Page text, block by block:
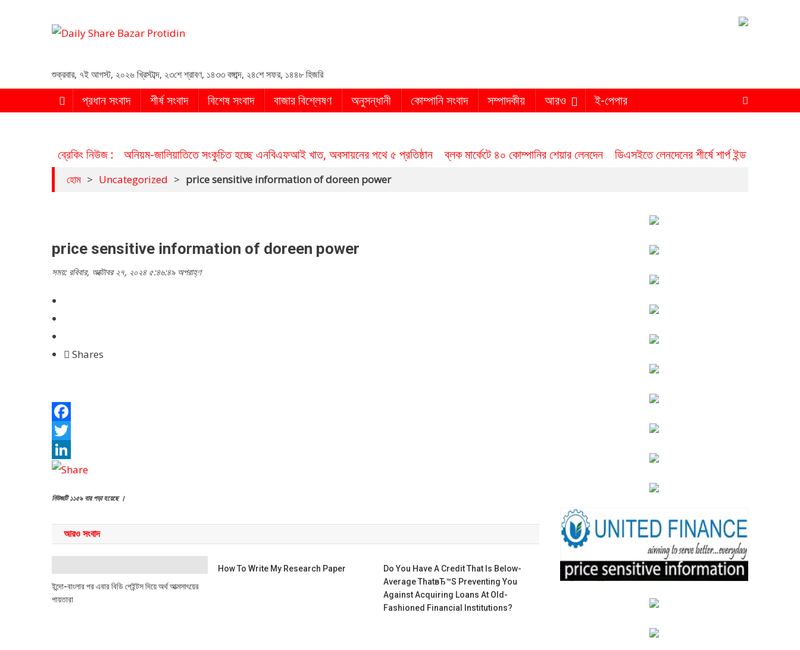
শুক্রবার, ৭ই আগস্ট, ২০২৬ খ্রিস্টাব্দ, ২৩শে শ্রাবণ, ১৪৩৩ বঙ্গাব্দ, ২৪শে সফর, ১৪৪৮ হিজরি
প্রধান সংবাদ শীর্ষ সংবাদ বিশেষ সংবাদ বাজার বিশ্লেষণ অনুসন্ধানী কোম্পানি সংবাদ সম্পাদকীয় আরও ই-পেপার
ব্রেকিং নিউজ : অনিয়ম-জালিয়াতিতে সংকুচিত হচ্ছে এনবিএফআই খাত, অবসায়নের পথে ৫ প্রতিষ্ঠান ব্লক মার্কেটে ৪০ কোম্পানির শেয়ার লেনদেন ডিএসইতে লেনদেনের শীর্ষে শার্প ইন্ডাস্ট্রিজ
হোম > Uncategorized > price sensitive information of doreen power
price sensitive information of doreen power
সময়: রবিবার, অক্টোবর ২৭, ২০২৪ ৫:৪৬:৪৯ অপরাহ্ণ
Shares
Facebook
Twitter
LinkedIn
নিউজটি ১১৫৯ বার পড়া হয়েছে ।
আরও সংবাদ
ইন্দো-বাংলার পর এবার বিডি পেইন্টস দিয়ে অর্থ আত্মসাৎয়ের
পায়তারা
How To Write My Research Paper
Do You Have A Credit That Is Below-
Average ThatвЂ™s Preventing You
Against Acquiring Loans At Old-
Fashioned Financial Institutions?